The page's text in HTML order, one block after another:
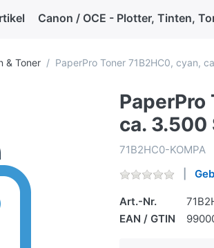
Canon / OCE - Plotter, Tinten,
& Toner PaperPro Toner 71B2HC0, cyan,
PaperPro
ca. 3.500
71B2HC0-KOMPA
Art.-Nr.
EAN / GTIN